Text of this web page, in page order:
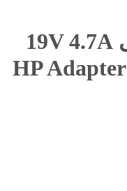
شارژر لپ تاپ اچ پی 19V 4.7A
HP